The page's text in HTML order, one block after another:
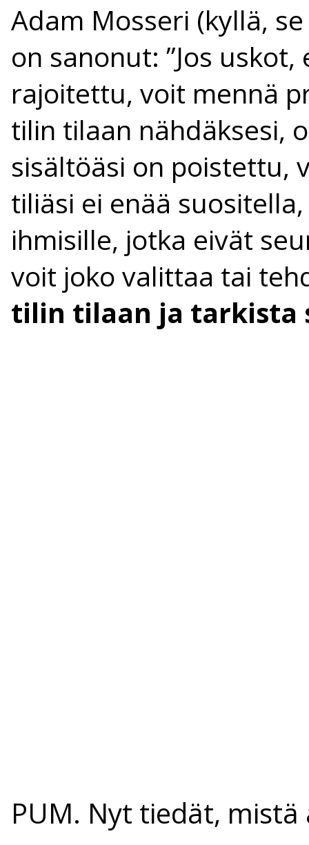
Adam Mosseri (kyllä,
on sanonut: ”Jos
rajoitettu, voit mennä
tilin tilaan nähdäksesi,
sisältöäsi on poistettu,
tiliäsi ei enää
ihmisille, jotka eivät
voit joko valittaa tai
tilin tilaan ja tarkista
PUM. Nyt tiedät,